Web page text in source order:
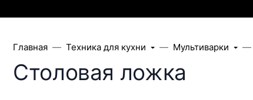
Главная Техника для кухни Мультиварки
Столовая ложка